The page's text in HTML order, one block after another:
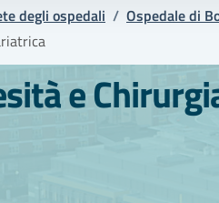
degli ospedali / Ospedale di
e